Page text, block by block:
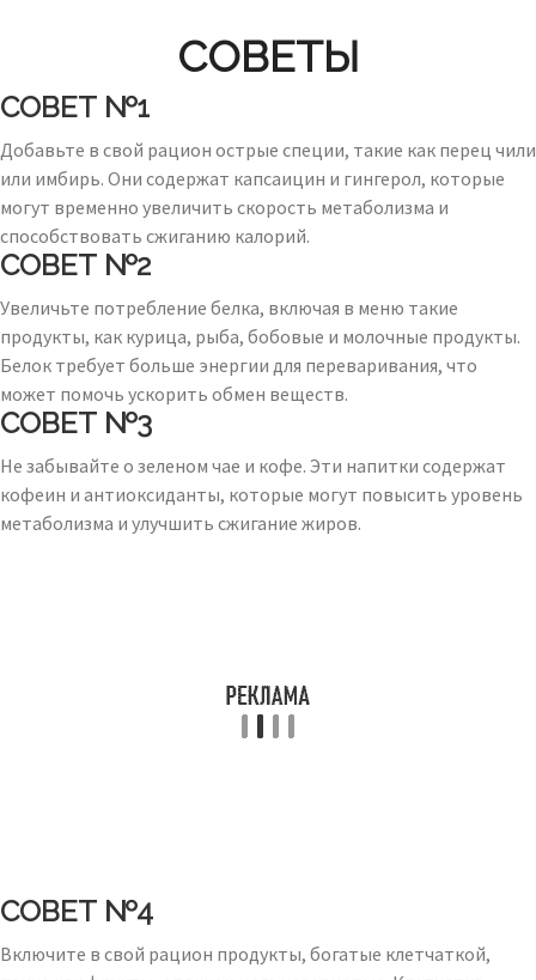
СОВЕТЫ
СОВЕТ №1
Добавьте в свой рацион острые специи, такие как перец чили
или имбирь. Они содержат капсаицин и гингерол, которые
могут временно увеличить скорость метаболизма и
способствовать сжиганию калорий.
СОВЕТ №2
Увеличьте потребление белка, включая в меню такие
продукты, как курица, рыба, бобовые и молочные продукты.
Белок требует больше энергии для переваривания, что
может помочь ускорить обмен веществ.
СОВЕТ №3
Не забывайте о зеленом чае и кофе. Эти напитки содержат
кофеин и антиоксиданты, которые могут повысить уровень
метаболизма и улучшить сжигание жиров.
СОВЕТ №4
Включите в свой рацион продукты, богатые клетчаткой,